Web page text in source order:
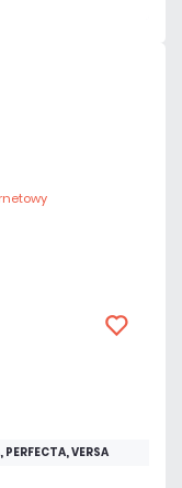
PERFECTA, VERSA